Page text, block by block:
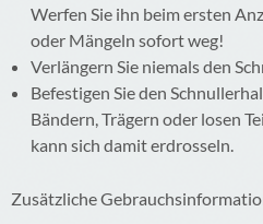
Werfen Sie ihn beim ersten
oder Mängeln sofort weg!
Verlängern Sie niemals den
Befestigen Sie den
Bändern, Trägern oder losen
kann sich damit erdrosseln.
Zusätzliche